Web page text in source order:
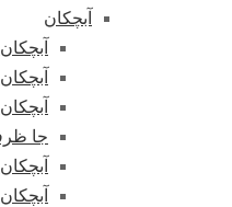
آبچکان
جا